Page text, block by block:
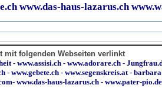
www.das-haus-lazarus.ch
mit folgenden Webseiten verlinkt
- www.assisi.ch - www.adorare.ch -
- www.gebete.ch - www.segenskreis.at -
- www.das-haus-lazarus.ch - www.pater-pio.de